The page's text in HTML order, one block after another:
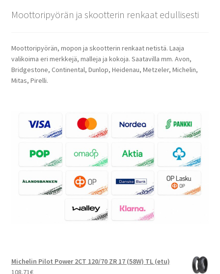
Moottoripyörän ja skootterin renkaat edullisesti
Moottoripyörän, mopon ja skootterin renkaat netistä. Laaja
valikoima eri merkkejä, malleja ja kokoja. Saatavilla mm. Avon,
Bridgestone, Continental, Dunlop, Heidenau, Metzeler, Michelin,
Mitas, Pirelli.
Michelin Pilot Power 2CT 120/70 ZR 17 (58W) TL (etu)
108.71€